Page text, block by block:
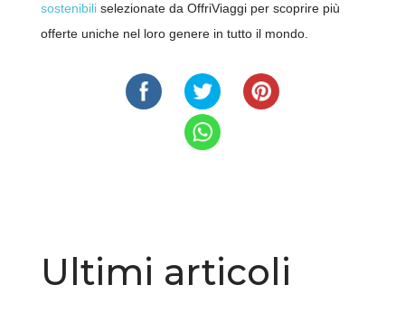
sostenibiliselezionate da OffriViaggi per scoprire più
offerte uniche nel loro genere in tutto il mondo.
Ultimi articoli